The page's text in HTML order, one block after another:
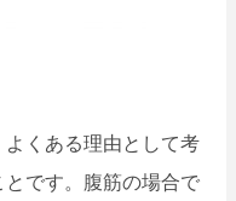
くある理由として考
とです。腹筋の場合で